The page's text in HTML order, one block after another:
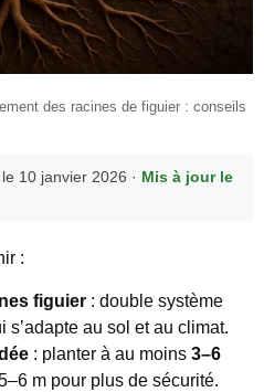
des racines de figuier : conseils
le 10 janvier 2026 · Mis à jour le
:
figuier : double système
s’adapte au sol et au climat.
: planter à au moins 3–6
m pour plus de sécurité.